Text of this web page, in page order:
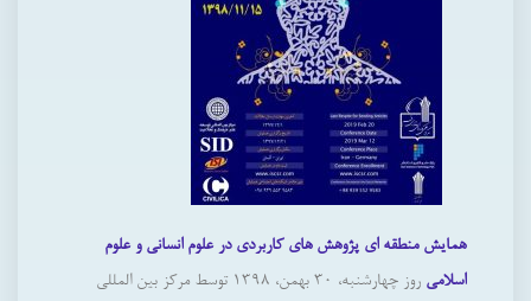
همایش منطقه ای پژوهش های کاربردی در علوم انسانی و علوم
اسلامی
روز چهارشنبه، ۳۰ بهمن، ۱۳۹۸ توسط مركز بين المللي